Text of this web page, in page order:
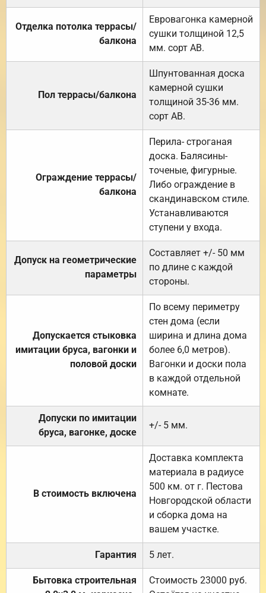
Отделка потолка террасы/
балкона
Евровагонка камерной
сушки толщиной 12,5
мм. сорт АВ.
Пол террасы/балкона
Шпунтованная доска
камерной сушки
толщиной 35-36 мм.
сорт АВ.
Ограждение террасы/
балкона
Перила- строганая
доска. Балясины-
точеные, фигурные.
Либо ограждение в
скандинавском стиле.
Устанавливаются
ступени у входа.
Допуск на геометрические
параметры
Составляет +/- 50 мм
по длине с каждой
стороны.
Допускается стыковка
имитации бруса, вагонки и
половой доски
По всему периметру
стен дома (если
ширина и длина дома
более 6,0 метров).
Вагонки и доски пола
в каждой отдельной
комнате.
Допуски по имитации
бруса, вагонке, доске
+/- 5 мм.
В стоимость включена
Доставка комплекта
материала в радиусе
500 км. от г. Пестова
Новгородской области
и сборка дома на
вашем участке.
Гарантия 5 лет.
Бытовка строительная
Стоимость 23000 руб.